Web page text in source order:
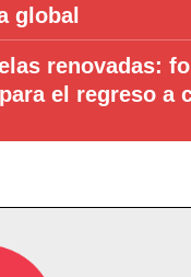
global
renovadas:
el regreso a